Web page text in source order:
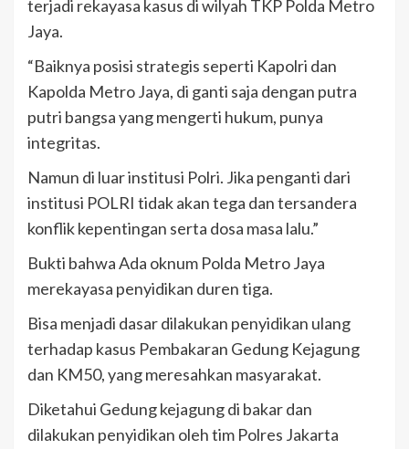
terjadi rekayasa kasus di wilyah TKP Polda Metro
Jaya.
“Baiknya posisi strategis seperti Kapolri dan
Kapolda Metro Jaya, di ganti saja dengan putra
putri bangsa yang mengerti hukum, punya
integritas.
Namun di luar institusi Polri. Jika penganti dari
institusi POLRI tidak akan tega dan tersandera
konflik kepentingan serta dosa masa lalu.”
Bukti bahwa Ada oknum Polda Metro Jaya
merekayasa penyidikan duren tiga.
Bisa menjadi dasar dilakukan penyidikan ulang
terhadap kasus Pembakaran Gedung Kejagung
dan KM50, yang meresahkan masyarakat.
Diketahui Gedung kejagung di bakar dan
dilakukan penyidikan oleh tim Polres Jakarta